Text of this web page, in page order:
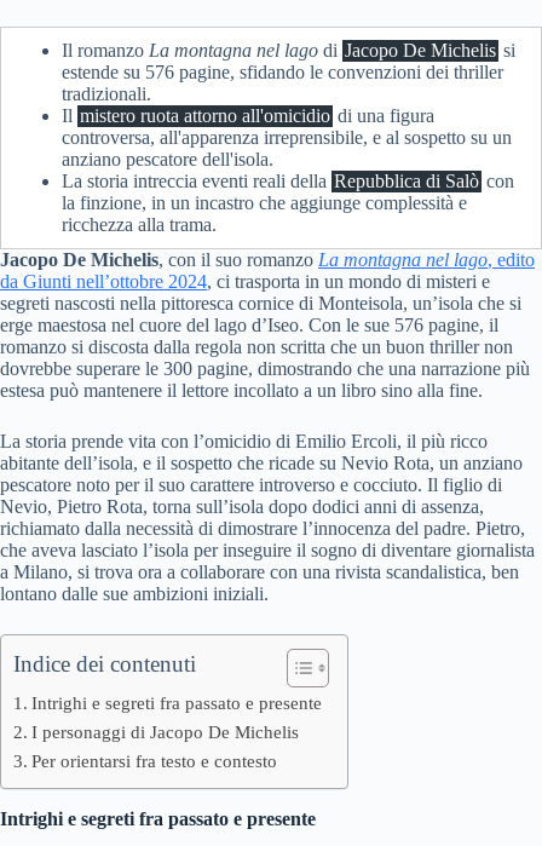
Il romanzo La montagna nel lago di Jacopo De Michelis si
estende su 576 pagine, sfidando le convenzioni dei thriller
tradizionali.
Il mistero ruota attorno all'omicidio di una figura
controversa, all'apparenza irreprensibile, e al sospetto su un
anziano pescatore dell'isola.
La storia intreccia eventi reali della Repubblica di Salò con
la finzione, in un incastro che aggiunge complessità e
ricchezza alla trama.
Jacopo De Michelis, con il suo romanzo La montagna nel lago, edito
da Giunti nell’ottobre 2024, ci trasporta in un mondo di misteri e
segreti nascosti nella pittoresca cornice di Monteisola, un’isola che si
erge maestosa nel cuore del lago d’Iseo. Con le sue 576 pagine, il
romanzo si discosta dalla regola non scritta che un buon thriller non
dovrebbe superare le 300 pagine, dimostrando che una narrazione più
estesa può mantenere il lettore incollato a un libro sino alla fine.
La storia prende vita con l’omicidio di Emilio Ercoli, il più ricco
abitante dell’isola, e il sospetto che ricade su Nevio Rota, un anziano
pescatore noto per il suo carattere introverso e cocciuto. Il figlio di
Nevio, Pietro Rota, torna sull’isola dopo dodici anni di assenza,
richiamato dalla necessità di dimostrare l’innocenza del padre. Pietro,
che aveva lasciato l’isola per inseguire il sogno di diventare giornalista
a Milano, si trova ora a collaborare con una rivista scandalistica, ben
lontano dalle sue ambizioni iniziali.
Indice dei contenuti
Intrighi e segreti fra passato e presente
I personaggi di Jacopo De Michelis
Per orientarsi fra testo e contesto
Intrighi e segreti fra passato e presente